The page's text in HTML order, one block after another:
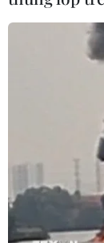
án Khu dân cư
nhiều năm qua.